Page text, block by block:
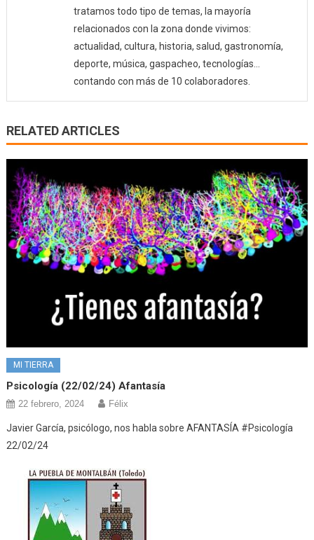
tratamos todo tipo de temas, la mayoría
relacionados con la zona donde vivimos:
actualidad, cultura, historia, salud, gastronomía,
deporte, música, gaspacheo, tecnologías…
contando con más de 10 colaboradores.
RELATED ARTICLES
MI TIERRA
Psicología (22/02/24) Afantasía
22 febrero, 2024 Félix
Javier García, psicólogo, nos habla sobre AFANTASÍA #Psicología
22/02/24